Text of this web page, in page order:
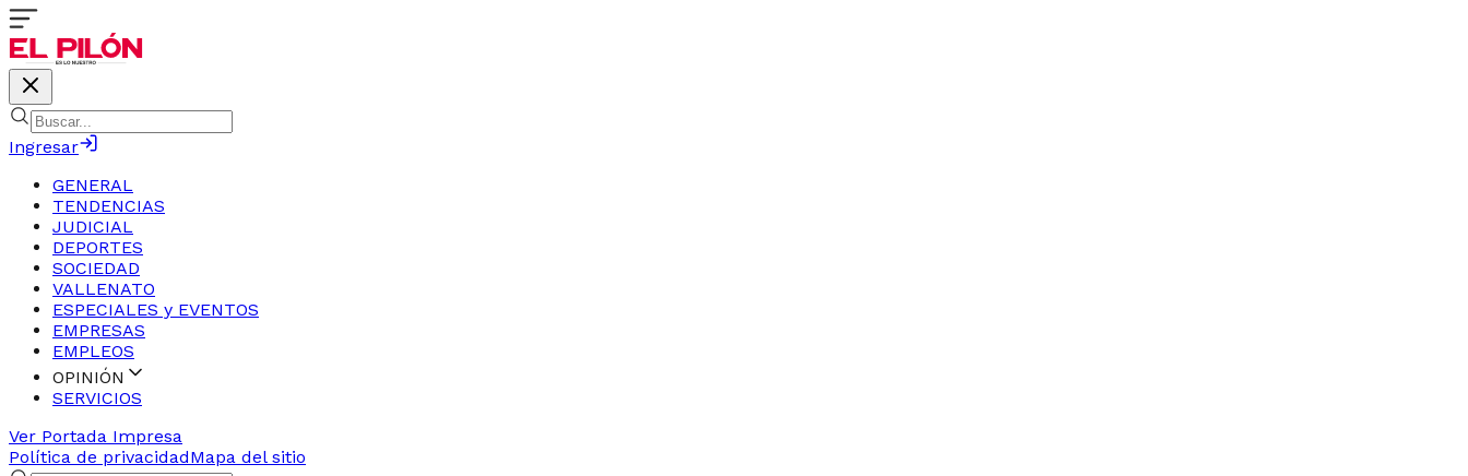
Ingresar
GENERAL
TENDENCIAS
JUDICIAL
DEPORTES
SOCIEDAD
VALLENATO
ESPECIALES y EVENTOS
EMPRESAS
EMPLEOS
OPINIÓN
SERVICIOS
Ver Portada Impresa
Política de privacidadMapa del sitio